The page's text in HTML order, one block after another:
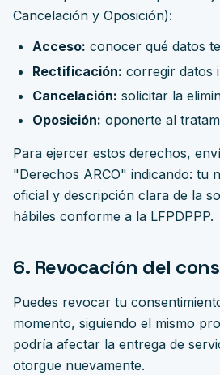
Cancelación y Oposición):
Acceso: conocer qué datos
Rectificación: corregir datos
Cancelación: solicitar la
Oposición: oponerte al
Para ejercer estos derechos,
"Derechos ARCO" indicando: tu
oficial y descripción clara de la
hábiles conforme a la LFPDPPP.
6. Revocación del
Puedes revocar tu
momento, siguiendo el mismo
podría afectar la entrega de
otorgue nuevamente.